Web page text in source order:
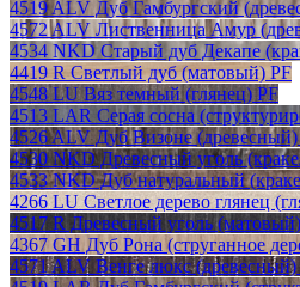
4519 ALV Дуб Гамбургский
4572 ALV Лиственница Амур
4534 NKD Старый дуб Декапе
4419 R Светлый дуб (матовый) PF
4548 LU Вяз темный (глянец) PF
4513 LAR Серая сосна
4526 ALV Дуб Визоне
4530 NKD Древесный уголь
4533 NKD Дуб натуральный
4266 LU Светлое дерево глянец
4517 R Древесный уголь
4367 GH Дуб Рона (струганное
4571 ALV Венге люкс (древесный)